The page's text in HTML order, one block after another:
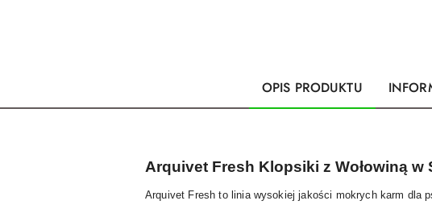
OPIS PRODUKTU
Arquivet Fresh Klopsiki z Wołowiną
Arquivet Fresh to linia wysokiej jakości mokrych karm dla